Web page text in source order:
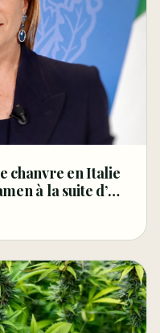
chanvre en Italie
à la suite d’un
concernant les